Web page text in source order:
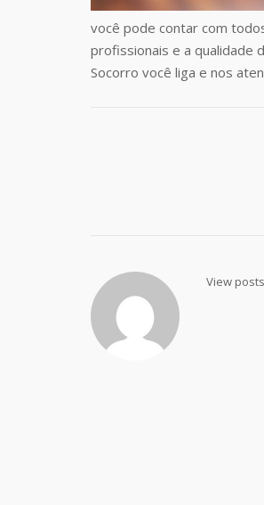
você pode contar com
profissionais e a qualidade
Socorro você liga e nos
View